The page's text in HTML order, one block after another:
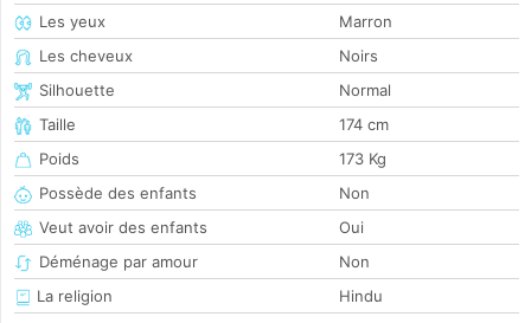
Les yeux
Marron
Les cheveux
Noirs
Silhouette
Normal
Taille
174 cm
Poids
173 Kg
Possède des enfants
Non
Veut avoir des enfants
Oui
Déménage par amour
Non
La religion
Hindu